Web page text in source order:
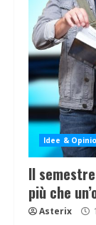
Idee &
Il
più che
Asterix